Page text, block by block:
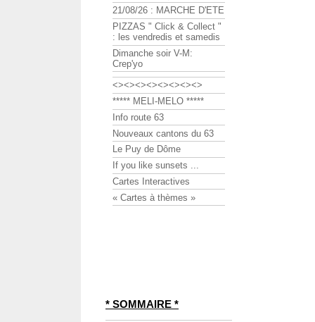
21/08/26 : MARCHE D'ETE
PIZZAS " Click & Collect "
: les vendredis et samedis
Dimanche soir V-M:
Crep'yo
<><><><><><><><>
***** MELI-MELO *****
Info route 63
Nouveaux cantons du 63
Le Puy de Dôme
If you like sunsets ...
Cartes Interactives
« Cartes à thèmes »
* SOMMAIRE *